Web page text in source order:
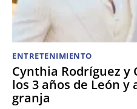
ENTRETENIMIENTO
Cynthia Rodríguez y
los 3 años de León
granja